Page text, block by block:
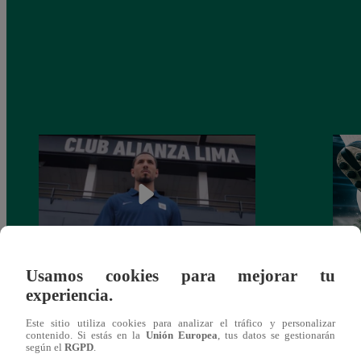
Alianza Lima: así anunció a Sergio Peña
como nuevo fichaje para el Torneo
Clausura 2025
Usamos cookies para mejorar tu
experiencia.
Este sitio utiliza cookies para analizar el tráfico y personalizar
contenido. Si estás en la Unión Europea , tus datos se gestionarán
según el RGPD